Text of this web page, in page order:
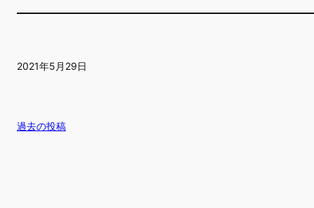
2021年5月29日
過去の投稿